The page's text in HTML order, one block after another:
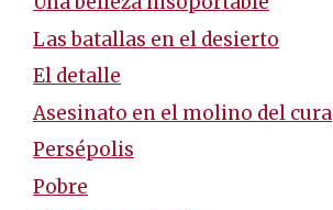
Las batallas en el desierto
El detalle
Asesinato en el molino del cura
Persépolis
Pobre